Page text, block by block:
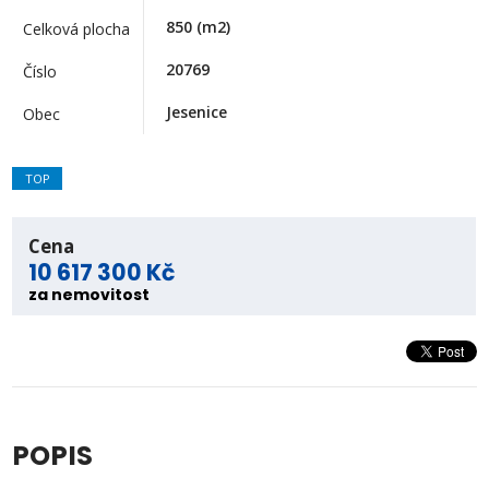
Celková plocha 850 (m2)
Číslo 20769
Obec Jesenice
TOP
Cena
10 617 300 Kč
za nemovitost
POPIS